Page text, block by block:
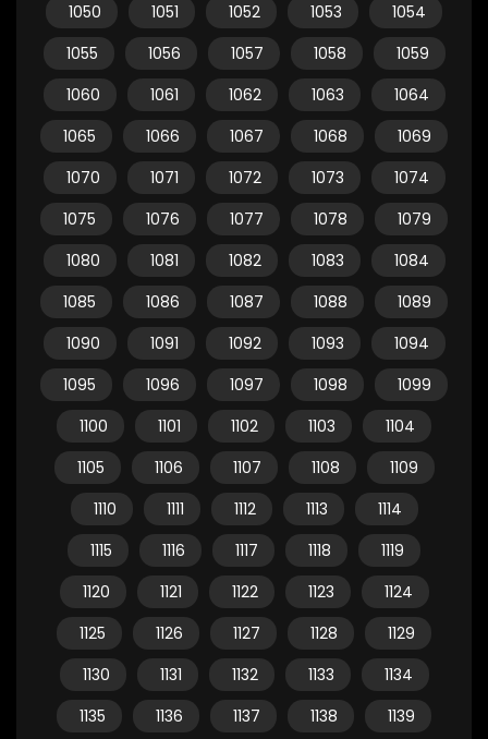
1050
1051 1052 1053
1054
1055
1056 1057 1058
1059
1060
1061 1062 1063
1064
1065
1066 1067 1068
1069
1070
1071 1072 1073
1074
1075
1076 1077 1078
1079
1080
1081 1082 1083
1084
1085
1086 1087 1088
1089
1090
1091 1092 1093
1094
1095
1096 1097 1098
1099
1100
1101 1102 1103
1104
1105
1106 1107 1108
1109
1110
1111 1112 1113
1114
1115
1116 1117 1118
1119
1120
1121 1122 1123
1124
1125
1126 1127 1128
1129
1130
1131 1132 1133
1134
1135
1136 1137 1138
1139